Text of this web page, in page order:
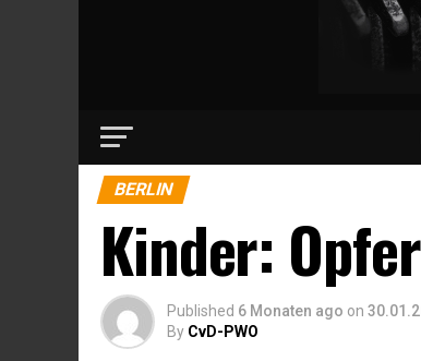
BERLIN
Kinder:
Published 6 Monaten ago on
By CvD-PWO